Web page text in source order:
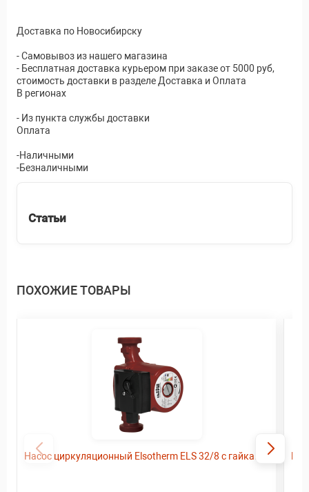
Доставка по Новосибирску
- Самовывоз из нашего магазина
- Бесплатная доставка курьером при заказе от 5000 руб,
стоимость доставки в разделе Доставка и Оплата
В регионах
- Из пункта службы доставки
Оплата
-Наличными
-Безналичными
Статьи
ПОХОЖИЕ ТОВАРЫ
Насос циркуляционный Elsotherm ELS 32/8 с гайками